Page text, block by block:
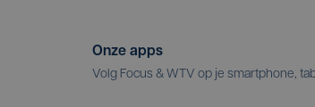
Onze apps
Volg Focus & WTV op je smartphone,